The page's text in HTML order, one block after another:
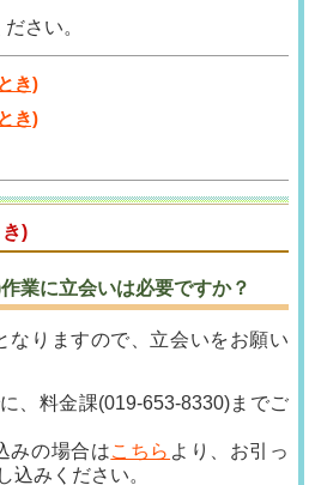
さい。
き)
き)
)
業に立会いは必要ですか？
なりますので、立会いをお願い
、料金課(019-653-8330)までご
みの場合はこちら より、お引っ
込みください。